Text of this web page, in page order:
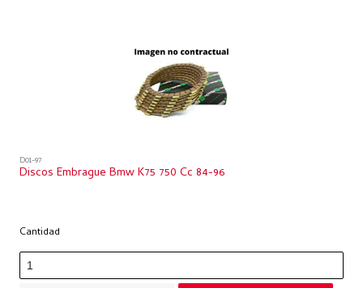
D01-97
Discos Embrague Bmw K75 750 Cc 84-96
Cantidad